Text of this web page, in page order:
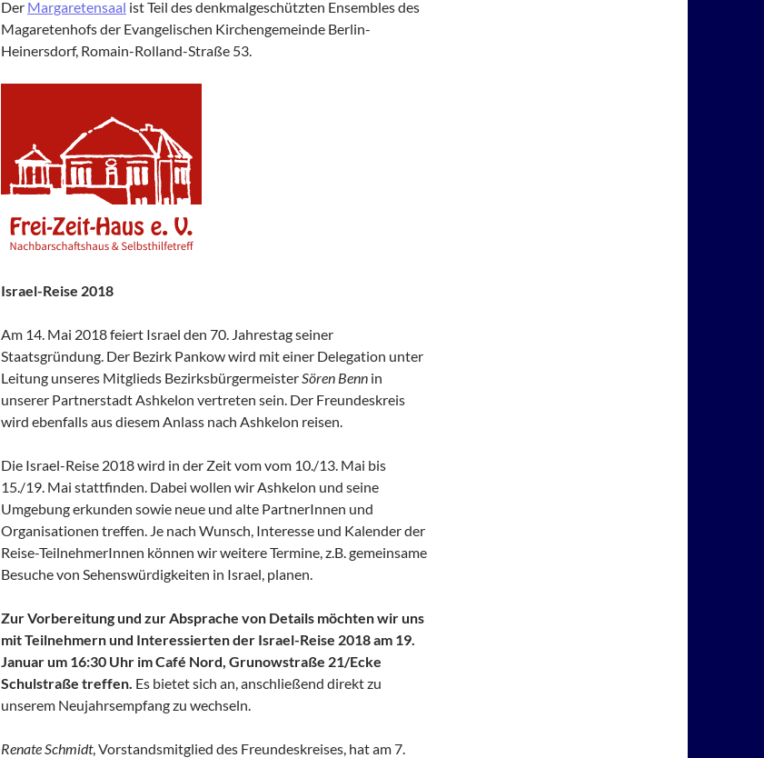
Der Margaretensaal ist Teil des denkmalgeschützten Ensembles des
Magaretenhofs der Evangelischen Kirchengemeinde Berlin-
Heinersdorf, Romain-Rolland-Straße 53.
Israel-Reise 2018
Am 14. Mai 2018 feiert Israel den 70. Jahrestag seiner
Staatsgründung. Der Bezirk Pankow wird mit einer Delegation unter
Leitung unseres Mitglieds BezirksbürgermeisterSören Benn in
unserer Partnerstadt Ashkelon vertreten sein. Der Freundeskreis
wird ebenfalls aus diesem Anlass nach Ashkelon reisen.
Die Israel-Reise 2018 wird in der Zeit vom vom 10./13. Mai bis
15./19. Mai stattfinden. Dabei wollen wir Ashkelon und seine
Umgebung erkunden sowie neue und alte PartnerInnen und
Organisationen treffen. Je nach Wunsch, Interesse und Kalender der
Reise-TeilnehmerInnen können wir weitere Termine, z.B. gemeinsame
Besuche von Sehenswürdigkeiten in Israel, planen.
Zur Vorbereitung und zur Absprache von Details möchten wir uns
mit Teilnehmern und Interessierten der Israel-Reise 2018 am 19.
Januar um 16:30 Uhr im Café Nord, Grunowstraße 21/Ecke
Schulstraße treffen. Es bietet sich an, anschließend direkt zu
unserem Neujahrsempfang zu wechseln.
Renate Schmidt, Vorstandsmitglied des Freundeskreises, hat am 7.